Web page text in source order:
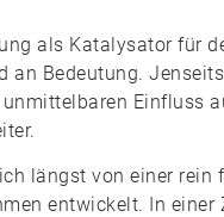
als Katalysator für
an Bedeutung.
Einfluss
längst von einer
entwickelt. In